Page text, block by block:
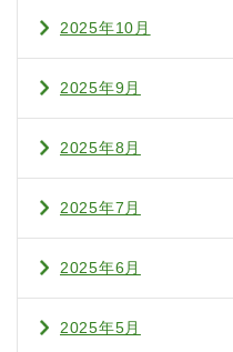
2025年10月
2025年9月
2025年8月
2025年7月
2025年6月
2025年5月